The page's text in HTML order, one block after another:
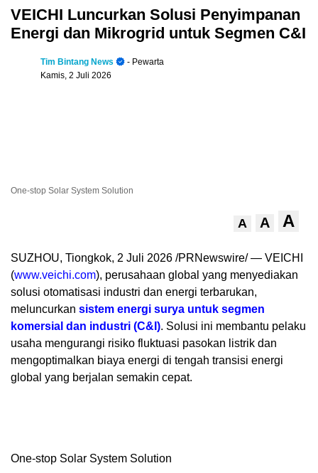
VEICHI Luncurkan Solusi Penyimpanan
Energi dan Mikrogrid untuk Segmen C&I
Tim Bintang News
- Pewarta
Kamis, 2 Juli 2026
One-stop Solar System Solution
A A A
SUZHOU, Tiongkok, 2 Juli 2026 /PRNewswire/ — VEICHI
(www.veichi.com), perusahaan global yang menyediakan
solusi otomatisasi industri dan energi terbarukan,
meluncurkan sistem energi surya untuk segmen
komersial dan industri (C&I). Solusi ini membantu pelaku
usaha mengurangi risiko fluktuasi pasokan listrik dan
mengoptimalkan biaya energi di tengah transisi energi
global yang berjalan semakin cepat.
One-stop Solar System Solution